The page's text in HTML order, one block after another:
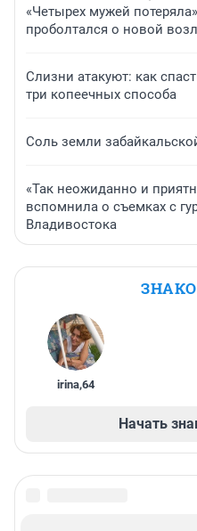
«Четырех мужей
проболтался о новой
Слизни атакуют: как
три копеечных способа
Соль земли
«Так неожиданно и
вспомнила о съемках с
Владивостока
irina,64
Начать